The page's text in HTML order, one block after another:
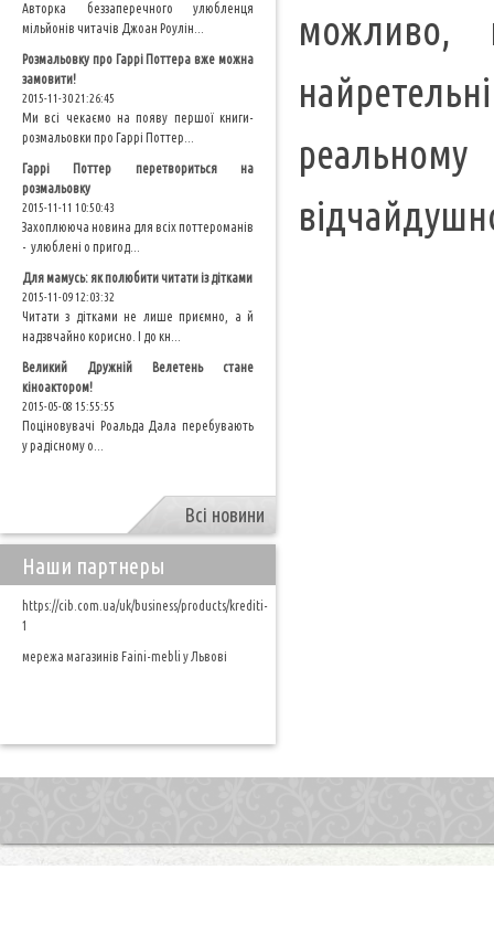
можливо,
Авторка беззаперечного улюбленця
мільйонів читачів Джоан Роулін...
Розмальовку про Гаррі Поттера вже можна
замовити!
2015-11-30 21:26:45
Ми всі чекаємо на появу першої книги-
розмальовки про Гаррі Поттер...
Гаррі Поттер перетвориться на
розмальовку
2015-11-11 10:50:43
Захоплююча новина для всіх поттероманів
- улюблені о пригод...
Для мамусь: як полюбити читати із дітками
2015-11-09 12:03:32
Читати з дітками не лише приємно, а й
надзвчайно корисно. І до кн...
Великий Дружній Велетень стане
кіноактором!
2015-05-08 15:55:55
Поціновувачі Роальда Дала перебувають
у радісному о...
Всі новини
Наши партнеры
https://cib.com.ua/uk/business/products/krediti-
1
мережа магазинів Faini-mebli у Львові